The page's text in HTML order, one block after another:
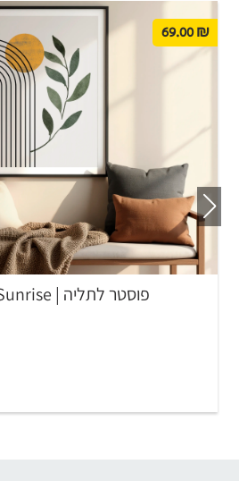
₪
69.00
פוסטר לתליה | Botanical Sunrise